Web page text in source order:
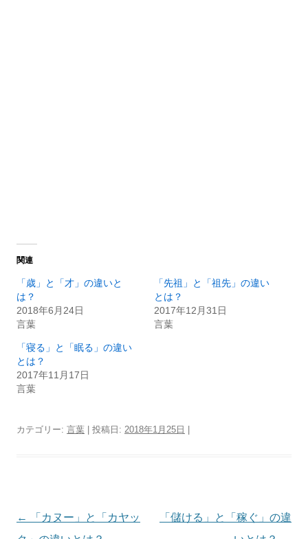
関連
「歳」と「才」の違いと
は？
2018年6月24日
言葉
「先祖」と「祖先」の違い
とは？
2017年12月31日
言葉
「寝る」と「眠る」の違い
とは？
2017年11月17日
言葉
カテゴリー: 言葉 | 投稿日: 2018年1月25日
投
←
「カヌー」と「カヤッ
「儲ける」と「稼ぐ」の違